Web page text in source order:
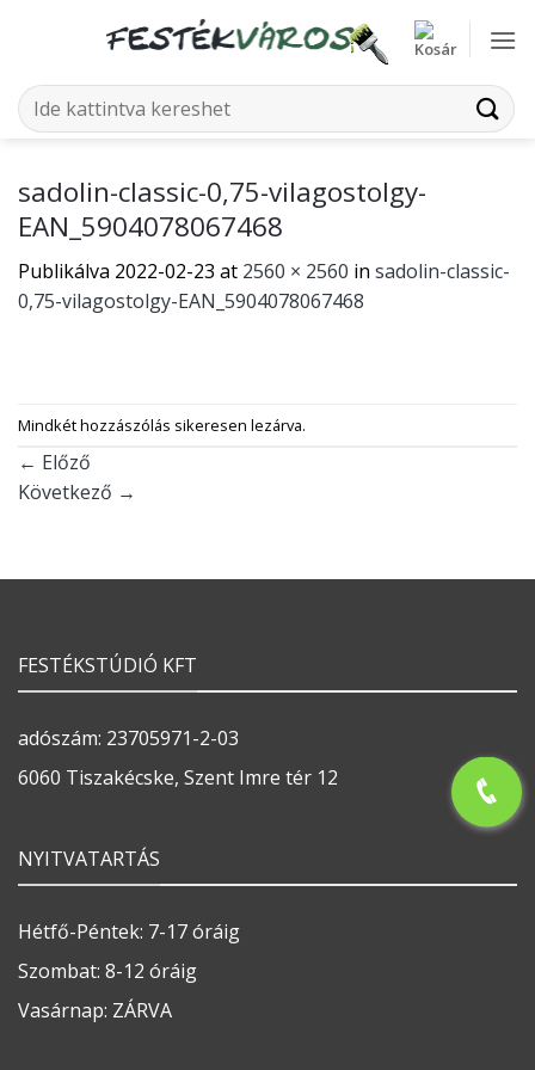
Keresés
a
sadolin-classic-0,75-vilagostolgy-
EAN_5904078067468
Publikálva 2022-02-23 at 2560 × 2560 in sadolin-classic-
0,75-vilagostolgy-EAN_5904078067468
Mindkét hozzászólás sikeresen lezárva.
← Előző
Következő →
FESTÉKSTÚDIÓ KFT
adószám: 23705971-2-03
6060 Tiszakécske, Szent Imre tér 12
NYITVATARTÁS
Hétfő-Péntek: 7-17 óráig
Szombat: 8-12 óráig
Vasárnap: ZÁRVA